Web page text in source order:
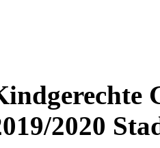
2020